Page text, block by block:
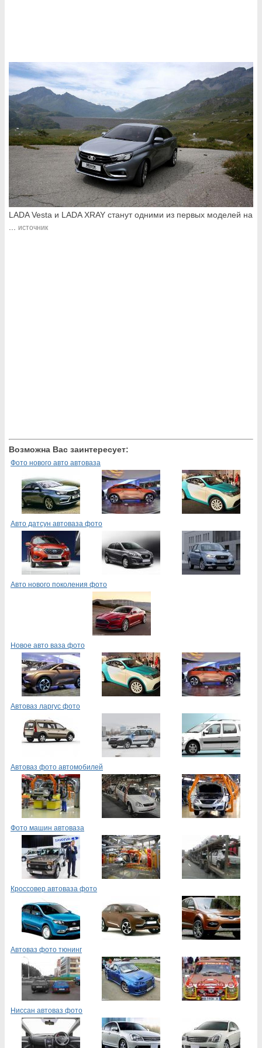
LADA Vesta и LADA XRAY станут одними из первых моделей на
источник
Возможна Вас заинтересует:
Фото нового авто автоваза
Авто датсун автоваза фото
Авто нового поколения фото
Новое авто ваза фото
Автоваз ларгус фото
Автоваз фото автомобилей
Фото машин автоваза
Кроссовер автоваза фото
Автоваз фото тюнинг
Ниссан автоваз фото